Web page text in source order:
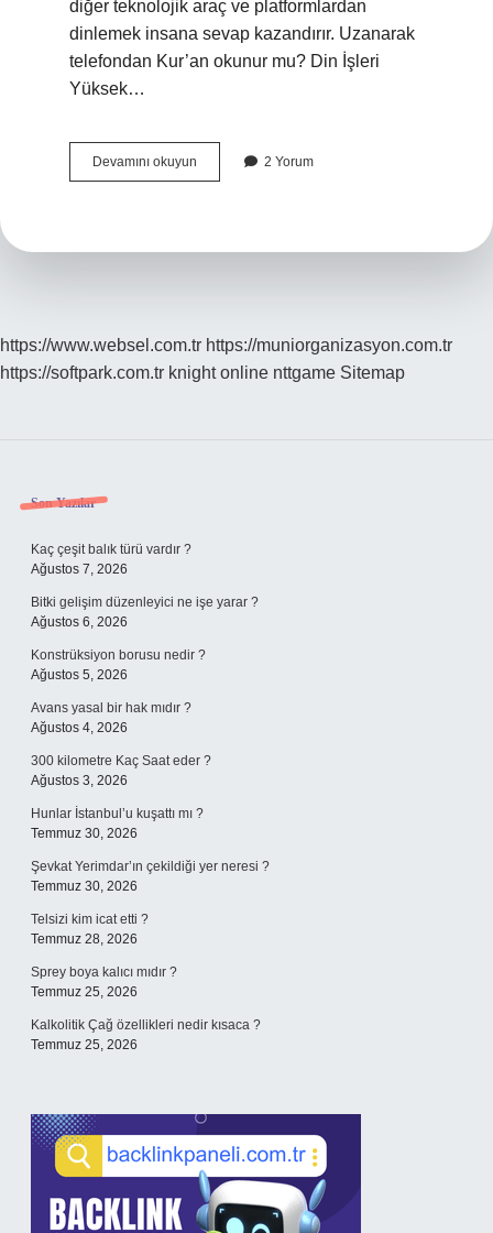
diğer teknolojik araç ve platformlardan
dinlemek insana sevap kazandırır. Uzanarak
telefondan Kur’an okunur mu? Din İşleri
Yüksek…
Devamını okuyun Telefondan
Okunan
2 Yorum
https://www.websel.com.tr https://muniorganizasyon.com.tr
https://softpark.com.tr knight online nttgame Sitemap
Sidebar
Son Yazılar
Kaç çeşit balık türü vardır ?
Ağustos 7, 2026
Bitki gelişim düzenleyici ne işe yarar ?
Ağustos 6, 2026
Konstrüksiyon borusu nedir ?
Ağustos 5, 2026
Avans yasal bir hak mıdır ?
Ağustos 4, 2026
300 kilometre Kaç Saat eder ?
Ağustos 3, 2026
Hunlar İstanbul’u kuşattı mı ?
Temmuz 30, 2026
Şevkat Yerimdar’ın çekildiği yer neresi ?
Temmuz 30, 2026
Telsizi kim icat etti ?
Temmuz 28, 2026
Sprey boya kalıcı mıdır ?
Temmuz 25, 2026
Kalkolitik Çağ özellikleri nedir kısaca ?
Temmuz 25, 2026